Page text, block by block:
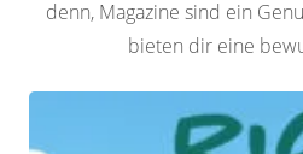
denn, Magazine sind ein
bieten dir eine